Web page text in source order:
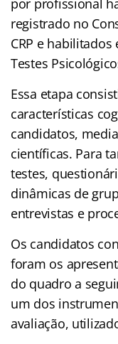
registrado no
CRP e
Testes
Essa etapa
características
candidatos,
científicas. Para
testes,
dinâmicas de
entrevistas e
Os candidatos
foram os
do quadro a
um dos
avaliação,